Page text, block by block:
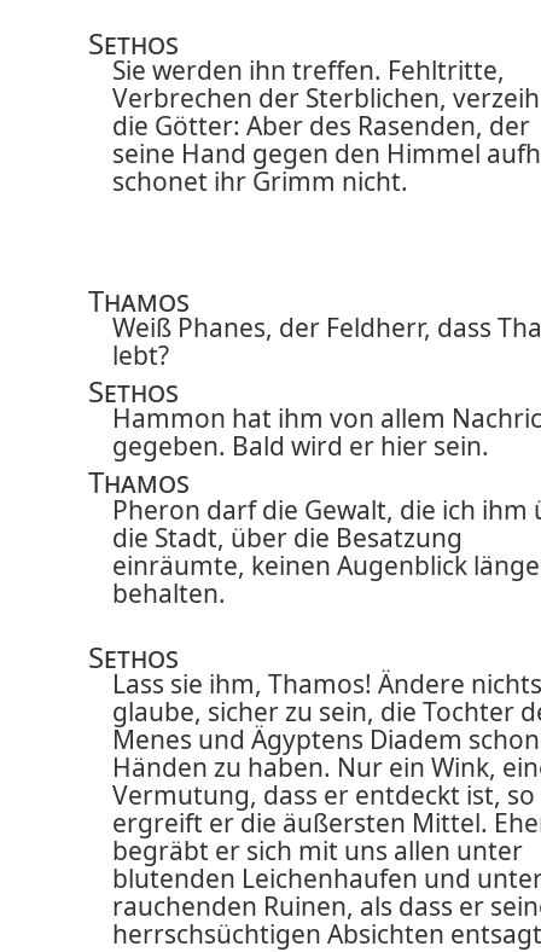
Sethos
Sie werden ihn treffen. Fehltritte,
Verbrechen der Sterblichen,
die Götter: Aber des Rasenden, der
seine Hand gegen den Himmel
schonet ihr Grimm nicht.
Thamos
Weiß Phanes, der Feldherr, dass
lebt?
Sethos
Hammon hat ihm von allem
gegeben. Bald wird er hier sein.
Thamos
Pheron darf die Gewalt, die ich ihm
die Stadt, über die Besatzung
einräumte, keinen Augenblick
behalten.
Sethos
Lass sie ihm, Thamos! Ändere
glaube, sicher zu sein, die Tochter
Menes und Ägyptens Diadem
Händen zu haben. Nur ein Wink,
Vermutung, dass er entdeckt ist, so
ergreift er die äußersten Mittel.
begräbt er sich mit uns allen unter
blutenden Leichenhaufen und
rauchenden Ruinen, als dass er
herrschsüchtigen Absichten